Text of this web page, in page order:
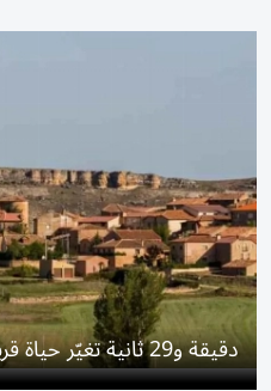
دقيقة و29 ثانية تغيّر حياة قرية إسبانية